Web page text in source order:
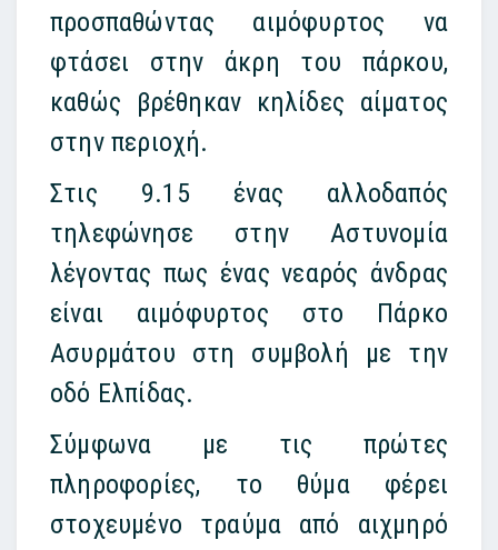
προσπαθώντας αιμόφυρτος να
φτάσει στην άκρη του πάρκου,
καθώς βρέθηκαν κηλίδες αίματος
στην περιοχή.
Στις 9.15 ένας αλλοδαπός
τηλεφώνησε στην Αστυνομία
λέγοντας πως ένας νεαρός άνδρας
είναι αιμόφυρτος στο Πάρκο
Ασυρμάτου στη συμβολή με την
οδό Ελπίδας.
Σύμφωνα με τις πρώτες
πληροφορίες, το θύμα φέρει
στοχευμένο τραύμα από αιχμηρό